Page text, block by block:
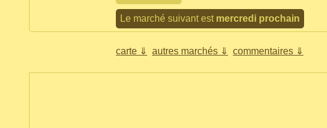
Le marché suivant est mercredi prochain
carte ⇓ autres marchés ⇓ commentaires ⇓